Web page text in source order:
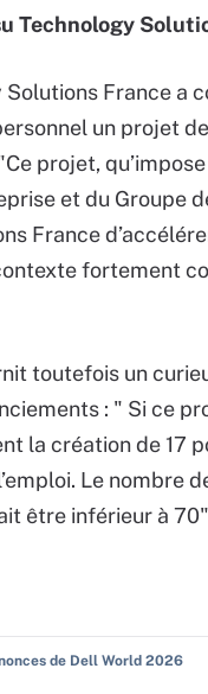
Technology
France a
un projet
projet,
et du Groupe
France
fortement
toutefois un
: " Si ce
la création de 17
Le nombre
être inférieur à
de Dell World 2026